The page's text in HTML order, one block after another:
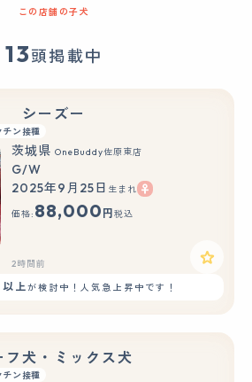
この店舗の子犬
13頭掲載中
シーズー
チン接種
もっと見る
茨城県 OneBuddy佐原東店
G/W
2025年9月25日 生まれ
価格: 88,000 円 税込
2時間前
上が検討中！人気急上昇中です！
フ犬・ミックス犬
チン接種